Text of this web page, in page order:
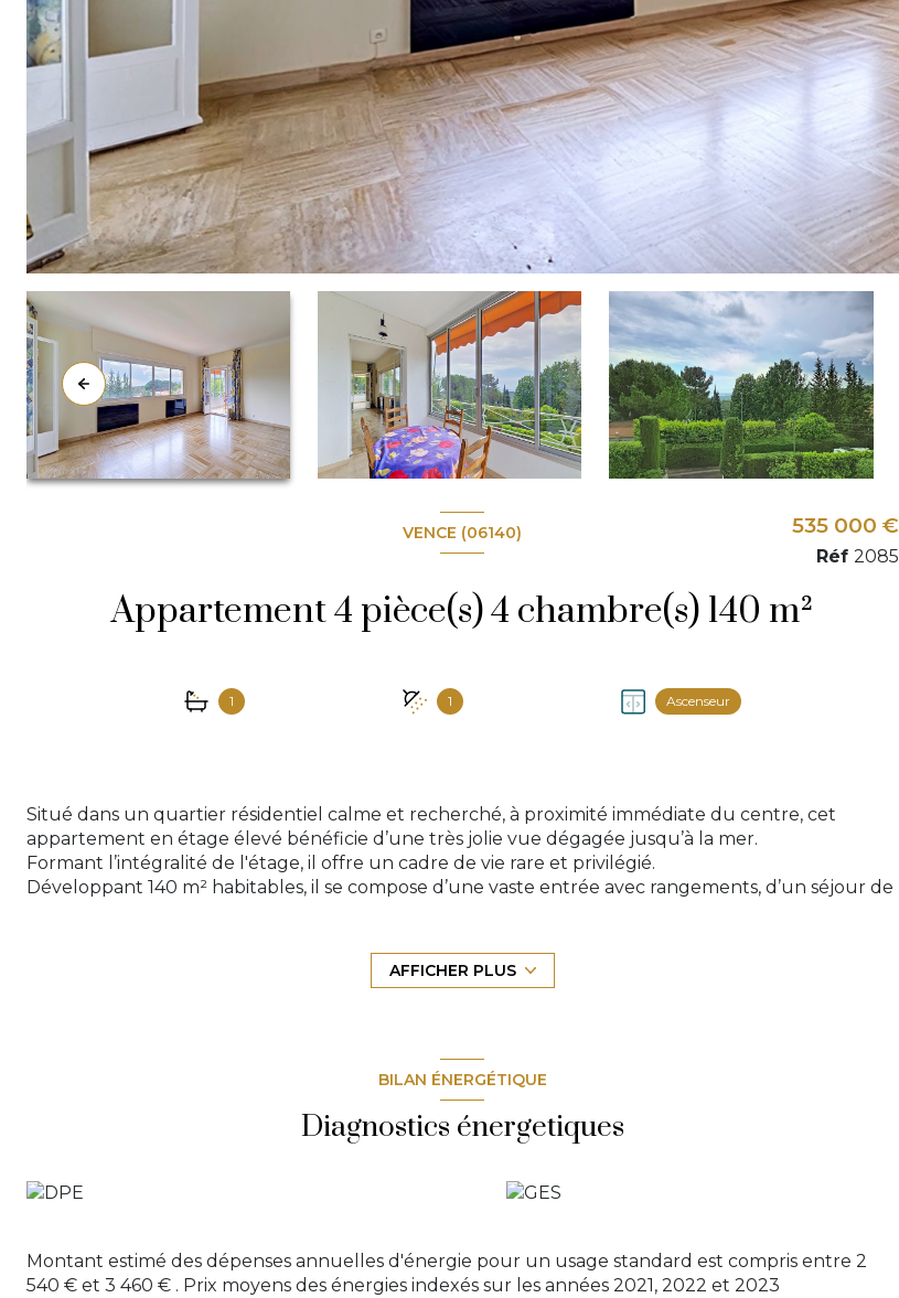
VENCE (06140)
Appartement 4 pièce(s) 4 chambre(s) 140 m²
1 1 Ascenseur
535 000 €
Réf 2085
Situé dans un quartier résidentiel calme et recherché, à proximité immédiate du centre, cet
appartement en étage élevé bénéficie d’une très jolie vue dégagée jusqu’à la mer.
Formant l’intégralité de l'étage, il offre un cadre de vie rare et privilégié.
Développant 140 m² habitables, il se compose d’une vaste entrée avec rangements, d’un séjour de
L’appartement nécessite une remise au goût du jour, mais présente un fort potentiel pour des
acquéreurs en quête de beaux volumes et d’un environnement exceptionnel.
Honoraires d'agence d'un montant de 25 000 € TTC à la charge de l'acquéreur soit un montant
Charges annuelles : 3 166 € (eau froide incluse). Nombre de lots : NC.
Les informations sur les risques auxquels ce bien est exposé sont disponibles sur le site Géorisques :
Les informations sur les risques auxquels ce bien est exposé sont disponibles sur le site
AFFICHER PLUS
BILAN ÉNERGÉTIQUE
Diagnostics énergetiques
Montant estimé des dépenses annuelles d'énergie pour un usage standard est compris entre 2
540 € et 3 460 € . Prix moyens des énergies indexés sur les années 2021, 2022 et 2023